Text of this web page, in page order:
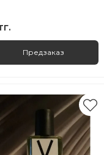
Предзаказ